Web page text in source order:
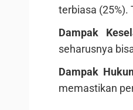
terbiasa
Dampak
seharusnya
Dampak
memastikan